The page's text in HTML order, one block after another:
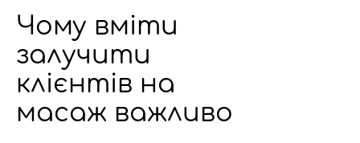
Чому вміти
залучити
клієнтів на
масаж важливо